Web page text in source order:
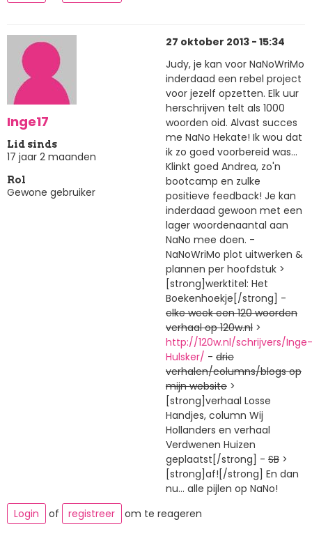
Inge17
Lid sinds
17 jaar 2 maanden
Rol
Gewone gebruiker
27 oktober 2013 - 15:34
Judy, je kan voor NaNoWriMo
inderdaad een rebel project
voor jezelf opzetten. Elk uur
herschrijven telt als 1000
woorden oid. Alvast succes
me NaNo Hekate! Ik wou dat
ik zo goed voorbereid was...
Klinkt goed Andrea, zo'n
bootcamp en zulke
positieve feedback! Je kan
inderdaad gewoon met een
lager woordenaantal aan
NaNo mee doen. -
NaNoWriMo plot uitwerken &
plannen per hoofdstuk >
[strong]werktitel: Het
Boekenhoekje[/strong] -
elke week een 120 woorden
verhaal op 120w.nl >
http://120w.nl/schrijvers/Inge-
Hulsker/ - drie
verhalen/columns/blogs op
mijn website >
[strong]verhaal Losse
Handjes, column Wij
Hollanders en verhaal
Verdwenen Huizen
geplaatst[/strong] - SB >
[strong]af![/strong] En dan
nu... alle pijlen op NaNo!
Login
of registreer om te reageren